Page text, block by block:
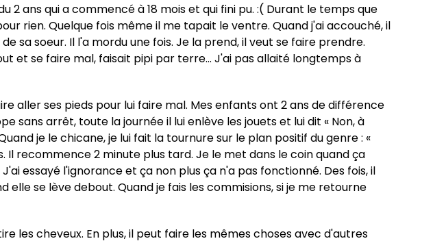
2 ans qui a commencé à 18 mois et qui fini pu. :( Durant le temps que
rien. Quelque fois même il me tapait le ventre. Quand j'ai accouché, il
sa soeur. Il l'a mordu une fois. Je la prend, il veut se faire prendre.
et se faire mal, faisait pipi par terre... J'ai pas allaité longtemps à
aller ses pieds pour lui faire mal. Mes enfants ont 2 ans de différence
sans arrêt, toute la journée il lui enlève les jouets et lui dit « Non, à
je le chicane, je lui fait la tournure sur le plan positif du genre : «
Il recommence 2 minute plus tard. Je le met dans le coin quand ça
essayé l'ignorance et ça non plus ça n'a pas fonctionné. Des fois, il
se lève debout. Quand je fais les commisions, si je me retourne
les cheveux. En plus, il peut faire les mêmes choses avec d'autres